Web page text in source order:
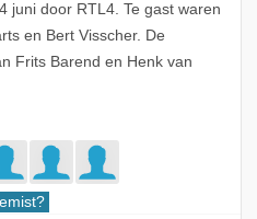
juni door RTL4. Te gast waren
en Bert Visscher. De
Frits Barend en Henk van